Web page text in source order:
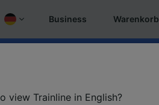
Business Warenkorb
view Trainline in English?